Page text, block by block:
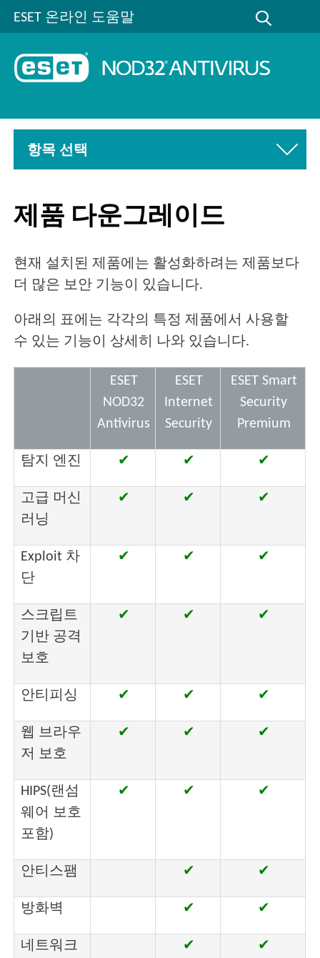
ESET 온라인 도움말
항목 선택
제품 다운그레이드
현재 설치된 제품에는 활성화하려는 제품보다
더 많은 보안 기능이 있습니다.
아래의 표에는 각각의 특정 제품에서 사용할
수 있는 기능이 상세히 나와 있습니다.
ESET
NOD32
Antivirus
ESET
Internet
Security
ESET Smart
Security
Premium
탐지 엔진 ✔ ✔ ✔
고급 머신
러닝
✔ ✔ ✔
Exploit 차
단
✔ ✔ ✔
스크립트
기반 공격
보호
✔ ✔ ✔
안티피싱 ✔ ✔ ✔
웹 브라우
저 보호
✔ ✔ ✔
HIPS(랜섬
웨어 보호
포함)
✔ ✔ ✔
안티스팸 ✔ ✔
방화벽 ✔ ✔
네트워크
✔ ✔